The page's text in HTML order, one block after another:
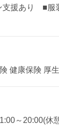
援あり ■服
健康保険 厚
～20:00(休